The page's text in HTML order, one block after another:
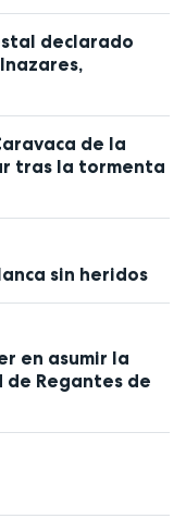
declarado
de la
tras la tormenta
sin heridos
en asumir la
de Regantes de